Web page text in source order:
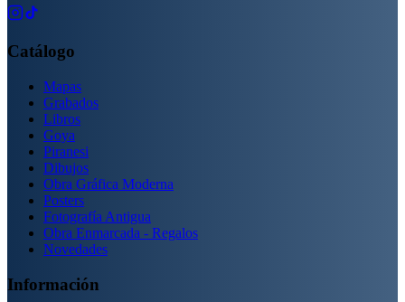
Catálogo
Mapas
Grabados
Libros
Goya
Piranesi
Dibujos
Obra Gráfica Moderna
Posters
Fotografía Antigua
Obra Enmarcada - Regalos
Novedades
Información